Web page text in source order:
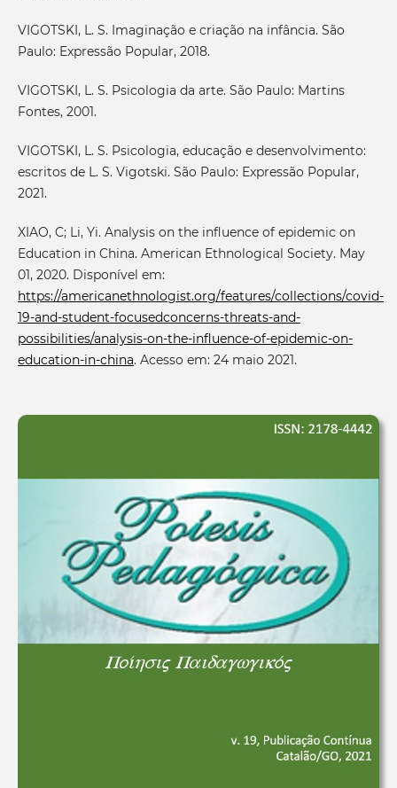
VIGOTSKI, L. S. Imaginação e criação na infância. São
Paulo: Expressão Popular, 2018.
VIGOTSKI, L. S. Psicologia da arte. São Paulo: Martins
Fontes, 2001.
VIGOTSKI, L. S. Psicologia, educação e desenvolvimento:
escritos de L. S. Vigotski. São Paulo: Expressão Popular,
2021.
XIAO, C; Li, Yi. Analysis on the influence of epidemic on
Education in China. American Ethnological Society. May
01, 2020. Disponível em:
https://americanethnologist.org/features/collections/covid-
19-and-student-focusedconcerns-threats-and-
possibilities/analysis-on-the-influence-of-epidemic-on-
education-in-china. Acesso em: 24 maio 2021.